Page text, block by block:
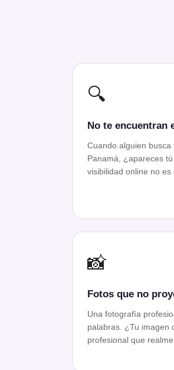
🔍
No te encuentran
Cuando alguien busca
Panamá, ¿apareces
visibilidad online no es
📸
Fotos que no
Una fotografía
palabras. ¿Tu imagen
profesional que